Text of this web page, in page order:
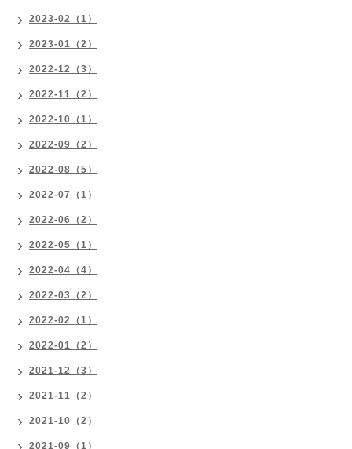
2023-02（1）
2023-01（2）
2022-12（3）
2022-11（2）
2022-10（1）
2022-09（2）
2022-08（5）
2022-07（1）
2022-06（2）
2022-05（1）
2022-04（4）
2022-03（2）
2022-02（1）
2022-01（2）
2021-12（3）
2021-11（2）
2021-10（2）
2021-09（1）